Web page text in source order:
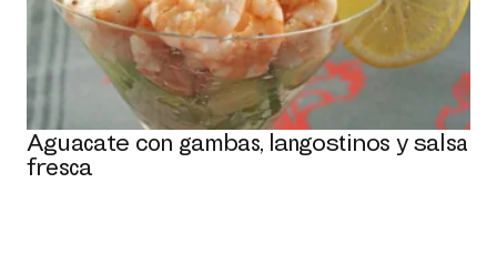
Aguacate con gambas, langostinos y salsa
fresca